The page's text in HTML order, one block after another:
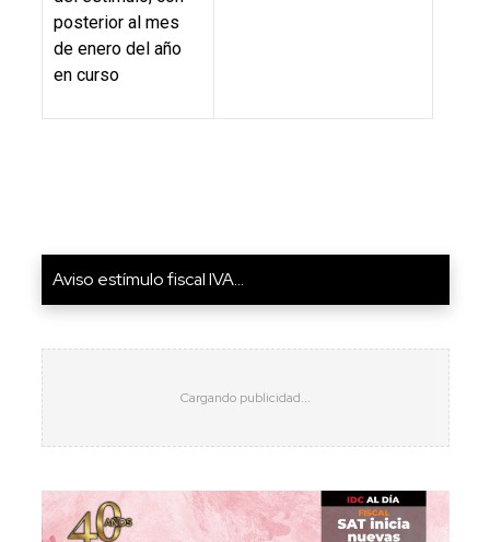
posterior al mes
de enero del año
en curso
Aviso estímulo fiscal IVA...